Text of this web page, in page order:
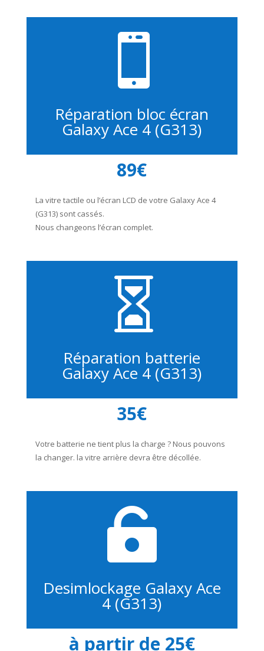

Réparation bloc écran
Galaxy Ace 4 (G313)
89€
La vitre tactile ou l’écran LCD de votre Galaxy Ace 4
(G313) sont cassés.
Nous changeons l’écran complet.

Réparation batterie
Galaxy Ace 4 (G313)
35€
Votre batterie ne tient plus la charge ? Nous pouvons
la changer. la vitre arrière devra être décollée.

Desimlockage Galaxy Ace
4 (G313)
à partir de 25€